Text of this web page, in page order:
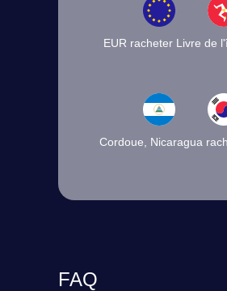
EUR racheter Livre de
Cordoue, Nicaragua
FAQ